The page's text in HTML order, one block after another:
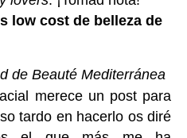
low cost de belleza de
de Beauté Mediterránea
merece un post para
tardo en hacerlo os diré